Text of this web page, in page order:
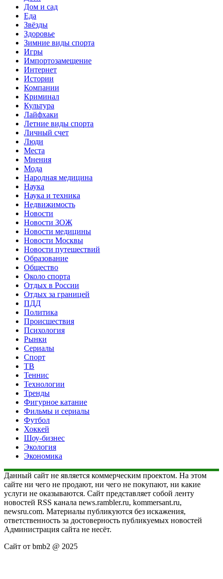
Дом и сад
Еда
Звёзды
Здоровье
Зимние виды спорта
Игры
Импортозамещение
Интернет
Истории
Компании
Криминал
Культура
Лайфхаки
Летние виды спорта
Личный счет
Люди
Места
Мнения
Мода
Народная медицина
Наука
Наука и техника
Недвижимость
Новости
Новости ЗОЖ
Новости медицины
Новости Москвы
Новости путешествий
Образование
Общество
Около спорта
Отдых в России
Отдых за границей
ПДД
Политика
Происшествия
Психология
Рынки
Сериалы
Спорт
ТВ
Теннис
Технологии
Тренды
Фигурное катание
Фильмы и сериалы
Футбол
Хоккей
Шоу-бизнес
Экология
Экономика
Данный сайт не является коммерческим проектом. На этом
сайте ни чего не продают, ни чего не покупают, ни какие
услуги не оказываются. Сайт представляет собой ленту
новостей RSS канала news.rambler.ru, kommersant.ru,
newsru.com. Материалы публикуются без искажения,
ответственность за достоверность публикуемых новостей
Администрация сайта не несёт.
Сайт от bmb2 @ 2025